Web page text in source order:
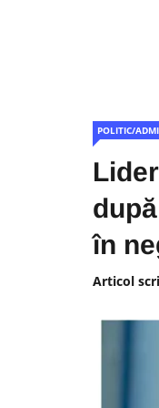
POLITIC/
în
Articol